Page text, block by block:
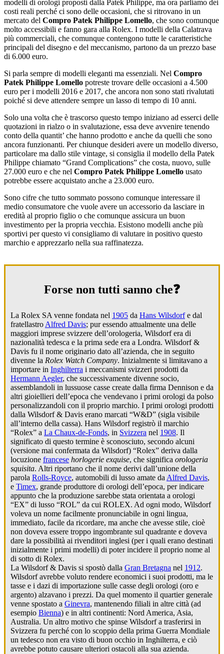
modelli di orologi proposti dalla Patek Philippe, ma ora parliamo dei
costi reali perché ci sono delle occasioni, che si ritrovano in un
mercato del Compro Patek Philippe Lomello, che sono comunque
molto accessibili e fanno gara alla Rolex. I modelli della Calatrava
più commerciali, che comunque contengono tutte le caratteristiche
principali del disegno e del meccanismo, partono da un prezzo base
di 6.000 euro.
Si parla sempre di modelli eleganti ma essenziali. Nel Compro
Patek Philippe Lomello potreste trovare delle occasioni a 4.500
euro per i modelli 2016 e 2017, che ancora non sono stati rivalutati
poiché si deve attendere sempre un lasso di tempo di 10 anni.
Solo una volta che è trascorso questo tempo iniziano ad esserci delle
quotazioni in rialzo o in svalutazione, essa deve avvenire tenendo
conto della quantit’ che hanno prodotto e anche da quelli che sono
ancora funzionanti. Per chiunque desideri avere un modello diverso,
particolare ma dallo stile vintage, si consiglia il modello della Patek
Philippe chiamato “Grand Complications” che costa, nuovo, sulle
27.000 euro e che nel Compro Patek Philippe Lomello usato
potrebbe essere acquistato anche a 23.000 euro.
Sono cifre che tutto sommato possono comunque interessare il
medio consumatore che vuole avere un accessorio da lasciare in
eredità al proprio figlio o che comunque assicura un buon
investimento per la propria vecchia. Esistono modelli anche più
sportivi per questo vi consigliamo di valutare in positivo questo
marchio e apprezzarlo nella sua raffinatezza.
Forse non tutti sanno che❓
La Rolex SA venne fondata nel 1905 da Hans Wilsdorfe dal
fratellastro Alfred Davis; pur essendo attualmente una delle
maggiori imprese svizzere dell’orologeria, Wilsdorf era di
nazionalità tedesca e la prima sede era a Londra. Wilsdorf &
Davis fu il nome originario dato all’azienda, che in seguito
divenne la Rolex Watch Company. Inizialmente si limitavano a
importare in Inghilterra i meccanismi svizzeri prodotti da
Hermann Aegler, che successivamente divenne socio,
assemblandoli in lussuose casse create dalla firma Dennison e da
altri gioiellieri dell’epoca che vendevano i primi orologi da polso
personalizzandoli con il proprio marchio. I primi orologi prodotti
dalla Wilsdorf & Davis erano marcati “W&D” (sigla visibile
all’interno della cassa). Hans Wilsdorf registrò il marchio
“Rolex” a La Chaux-de-Fonds, in Svizzera nel 1908. Il
significato di questo termine è sconosciuto, secondo alcuni
(versione mai confermata da Wilsdorf) “Rolex” deriva dalla
locuzione francese horlogerie exquise, che significa orologeria
squisita. Altri riportano che il nome derivi dall’unione della
parola Rolls-Royce, automobili di lusso amate da Alfred Davis,
e Timex, grande produttore di orologi dell’epoca, per indicare
appunto che la produzione sarebbe stata orientata a orologi
“EX” di lusso “ROL” da cui ROLEX. Ad ogni modo, Wilsdorf
voleva un nome facilmente pronunciabile in ogni lingua,
immediato, facile da ricordare, ma anche che avesse stile, cioè
non doveva essere troppo ingombrante sul quadrante e doveva
dare la possibilità ai rivenditori inglesi (per i quali erano destinati
inizialmente i primi modelli) di poter incidere il proprio nome al
di sotto di Rolex.
La Wilsdorf & Davis si spostò dalla Gran Bretagna nel 1912.
Wilsdorf avrebbe voluto rendere economici i suoi prodotti, ma le
tasse e i dazi di importazione sulle casse degli orologi (oro e
argento) alzavano i prezzi. Da quel momento il quartier generale
venne spostato a Ginevra, mantenendo filiali in altre città (ad
esempio Bienna) e in altri continenti: Nord America, Asia,
Australia. Un altro motivo che spinse Wilsdorf a trasferirsi in
Svizzera fu perché con lo scoppio della prima Guerra Mondiale
un tedesco non era visto di buon occhio in Inghilterra, e ciò
avrebbe potuto causare ulteriori ostacoli alla sua azienda.